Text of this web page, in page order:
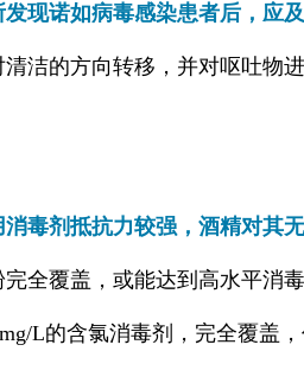
现诺如病毒感染患者后，应
洁的方向转移，并对呕吐物
毒剂抵抗力较强，酒精对其
全覆盖，或能达到高水平消
L的含氯消毒剂，完全覆盖